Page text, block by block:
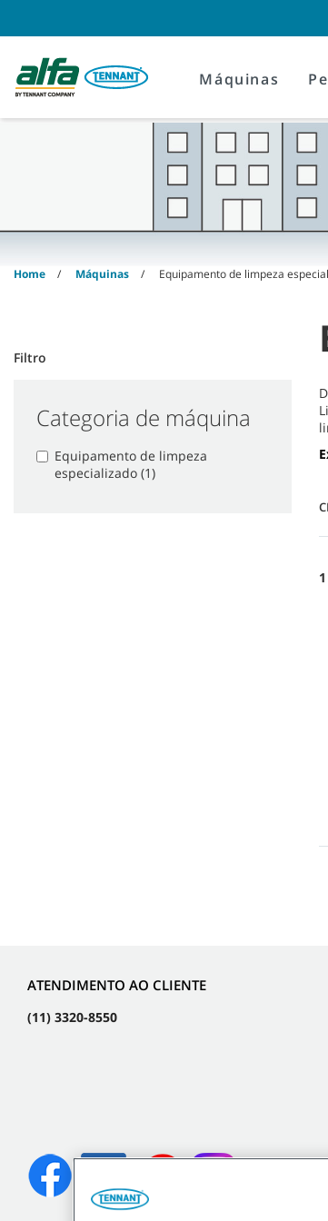
content
navigation
Máquinas
Home Máquinas Equipamento de limpeza
Filtro
Categoria de máquina
Equipamento de limpeza
especializado (1)
1
ATENDIMENTO AO CLIENTE
(11) 3320-8550